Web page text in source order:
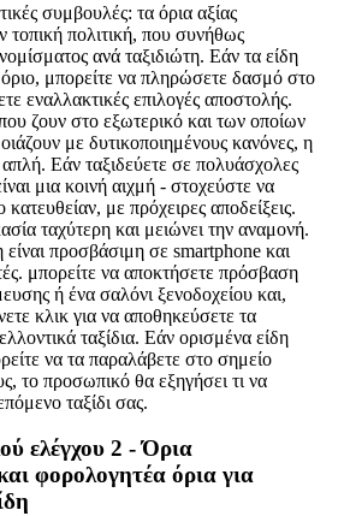
συμβουλές: τα όρια αξίας
τοπική πολιτική, που συνήθως
ανά ταξιδιώτη. Εάν τα είδη
μπορείτε να πληρώσετε δασμό στο
εναλλακτικές επιλογές αποστολής.
που ζουν στο εξωτερικό και των οποίων
με δυτικοποιημένους κανόνες, η
απλή. Εάν ταξιδεύετε σε πολυάσχολες
μια κοινή αιχμή - στοχεύστε να
με πρόχειρες αποδείξεις.
ταχύτερη και μειώνει την αναμονή.
προσβάσιμη σε smartphone και
μπορείτε να αποκτήσετε πρόσβαση
ή ένα σαλόνι ξενοδοχείου και,
κλικ για να αποθηκεύσετε τα
ταξίδια. Εάν ορισμένα είδη
να τα παραλάβετε στο σημείο
το προσωπικό θα εξηγήσει τι να
ταξίδι σας.
ελέγχου 2 - Όρια
φορολογητέα όρια για